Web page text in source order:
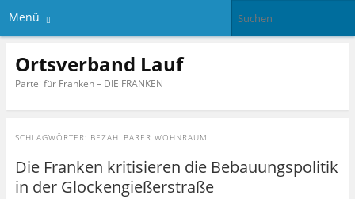
Menü
Ortsverband Lauf
Partei für Franken – DIE FRANKEN
SCHLAGWÖRTER: BEZAHLBARER WOHNRAUM
Die Franken kritisieren die Bebauungspolitik
in der Glockengießerstraße